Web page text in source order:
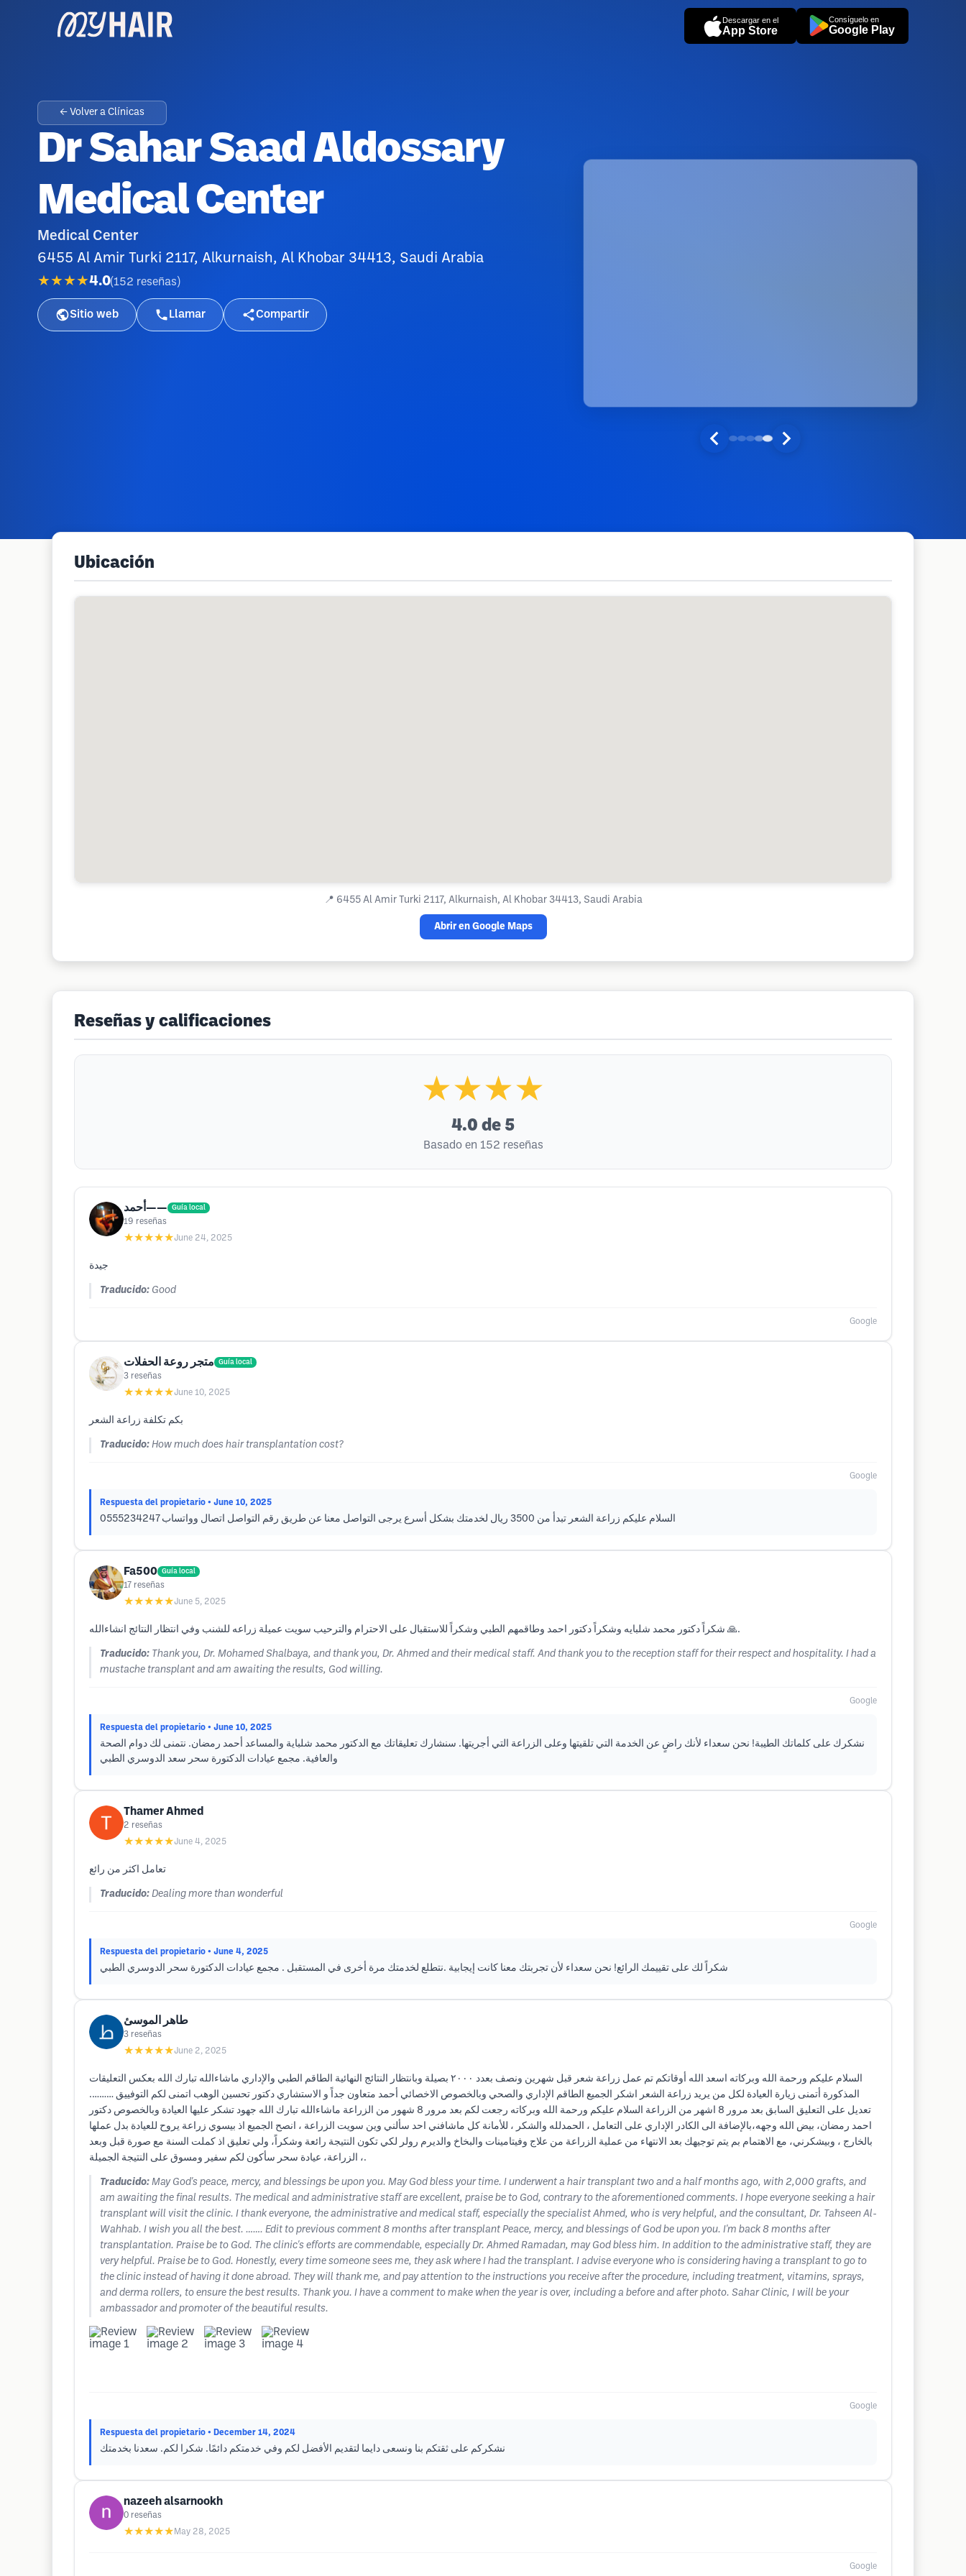
Descargar en el
App Store
Consíguelo en
Google Play
← Volver a Clínicas
Dr Sahar Saad Aldossary
Medical Center
Medical Center
6455 Al Amir Turki 2117, Alkurnaish, Al Khobar 34413, Saudi Arabia
★★★★4.0(152 reseñas )
Sitio web Llamar Compartir
Ubicación
📍 6455 Al Amir Turki 2117, Alkurnaish, Al Khobar 34413, Saudi Arabia
Abrir en Google Maps
Reseñas y calificaciones
★★★★
4.0 de 5
Basado en 152 reseñas
أحمد—— Guía local
19 reseñas
★★★★★June 24, 2025
جيدة
Traducido: Good
Google
متجر روعة الحفلات Guía local
3 reseñas
★★★★★June 10, 2025
بكم تكلفة زراعة الشعر
Traducido: How much does hair transplantation cost?
Google
Respuesta del propietario • June 10, 2025
السلام عليكم زراعة الشعر تبدأ من 3500 ريال لخدمتك بشكل أسرع يرجى التواصل معنا عن طريق رقم التواصل اتصال وواتساب 0555234247
Fa500 Guía local
17 reseñas
★★★★★June 5, 2025
شكراً دكتور محمد شلبايه وشكراً دكتور احمد وطاقمهم الطبي وشكراً للاستقبال على الاحترام والترحيب سويت عميلة زراعه للشنب وفي انتظار النتائج انشاءالله 🙏.
Traducido: Thank you, Dr. Mohamed Shalbaya, and thank you, Dr. Ahmed and their medical staff. And thank you to the reception staff for their respect and hospitality. I had a
mustache transplant and am awaiting the results, God willing.
Google
Respuesta del propietario • June 10, 2025
نشكرك على كلماتك الطيبة! نحن سعداء لأنك راضٍ عن الخدمة التي تلقيتها وعلى الزراعة التي أجريتها. سنشارك تعليقاتك مع الدكتور محمد شلباية والمساعد أحمد رمضان. نتمنى لك دوام الصحة
والعافية. مجمع عيادات الدكتورة سحر سعد الدوسري الطبي
Thamer Ahmed
2 reseñas
★★★★★June 4, 2025
تعامل اكثر من رائع
Traducido: Dealing more than wonderful
Google
Respuesta del propietario • June 4, 2025
شكراً لك على تقييمك الرائع! نحن سعداء لأن تجربتك معنا كانت إيجابية .نتطلع لخدمتك مرة أخرى في المستقبل . مجمع عيادات الدكتورة سحر الدوسري الطبي
طاهر الموسئ
3 reseñas
★★★★★June 2, 2025
السلام عليكم ورحمة الله وبركاته اسعد الله أوقاتكم تم عمل زراعة شعر قبل شهرين ونصف بعدد ٢٠٠٠ بصيلة وبانتظار النتائج النهائية الطاقم الطبي والإداري ماشاءالله تبارك الله بعكس التعليقات
المذكورة أتمنى زيارة العيادة لكل من يريد زراعة الشعر اشكر الجميع الطاقم الإداري والصحي وبالخصوص الاخصائي أحمد متعاون جداً و الاستشاري دكتور تحسين الوهب اتمنى لكم التوفييق ……….
تعديل على التعليق السابق بعد مرور 8 اشهر من الزراعة السلام عليكم ورحمة الله وبركاته رجعت لكم بعد مرور 8 شهور من الزراعة ماشاءالله تبارك الله جهود تشكر عليها العيادة وبالخصوص دكتور
احمد رمضان، بيض الله وجهه،بالإضافة الى الكادر الإداري على التعامل ، الحمدلله والشكر ، للأمانة كل ماشافني احد سألني وين سويت الزراعة ، انصح الجميع اذ بيسوي زراعة يروح للعيادة بدل عملها
بالخارج ، وبيشكرني، مع الاهتمام بم يتم توجيهك بعد الانتهاء من عملية الزراعة من علاج وفيتامينات والبخاخ والديرم رولر لكي تكون النتيجة رائعة وشكراً، ولي تعليق اذ كملت السنة مع صورة قبل وبعد
الزراعة، عيادة سحر سأكون لكم سفير ومسوق على النتيجة الجميلة ،.
Traducido: May God's peace, mercy, and blessings be upon you. May God bless your time. I underwent a hair transplant two and a half months ago, with 2,000 grafts, and
am awaiting the final results. The medical and administrative staff are excellent, praise be to God, contrary to the aforementioned comments. I hope everyone seeking a hair
transplant will visit the clinic. I thank everyone, the administrative and medical staff, especially the specialist Ahmed, who is very helpful, and the consultant, Dr. Tahseen Al-
Wahhab. I wish you all the best. ……. Edit to previous comment 8 months after transplant Peace, mercy, and blessings of God be upon you. I'm back 8 months after
transplantation. Praise be to God. The clinic's efforts are commendable, especially Dr. Ahmed Ramadan, may God bless him. In addition to the administrative staff, they are
very helpful. Praise be to God. Honestly, every time someone sees me, they ask where I had the transplant. I advise everyone who is considering having a transplant to go to
the clinic instead of having it done abroad. They will thank me, and pay attention to the instructions you receive after the procedure, including treatment, vitamins, sprays,
and derma rollers, to ensure the best results. Thank you. I have a comment to make when the year is over, including a before and after photo. Sahar Clinic, I will be your
ambassador and promoter of the beautiful results.
Google
Respuesta del propietario • December 14, 2024
نشكركم على ثقتكم بنا ونسعى دايما لتقديم الأفضل لكم وفي خدمتكم دائمًا. شكرا لكم. سعدنا بخدمتك
nazeeh alsarnookh
0 reseñas
★★★★★ May 28, 2025
Google